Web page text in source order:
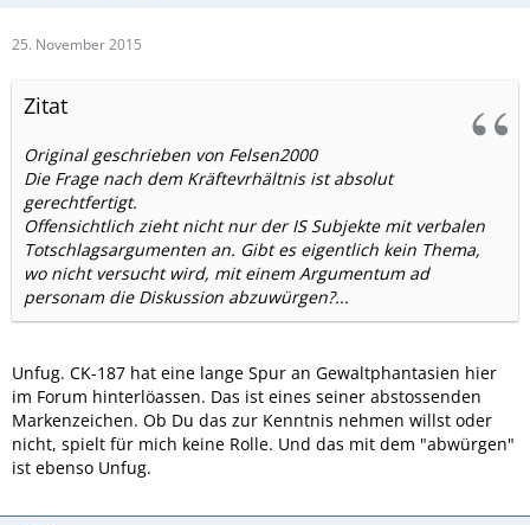
25. November 2015
Zitat
Original geschrieben von Felsen2000
Die Frage nach dem Kräftevrhältnis ist absolut
gerechtfertigt.
Offensichtlich zieht nicht nur der IS Subjekte mit verbalen
Totschlagsargumenten an. Gibt es eigentlich kein Thema,
wo nicht versucht wird, mit einem Argumentum ad
personam die Diskussion abzuwürgen?...
Unfug. CK-187 hat eine lange Spur an Gewaltphantasien hier
im Forum hinterlöassen. Das ist eines seiner abstossenden
Markenzeichen. Ob Du das zur Kenntnis nehmen willst oder
nicht, spielt für mich keine Rolle. Und das mit dem "abwürgen"
ist ebenso Unfug.